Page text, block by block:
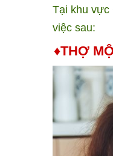
Tại khu vực
việc sau:
♦THỢ